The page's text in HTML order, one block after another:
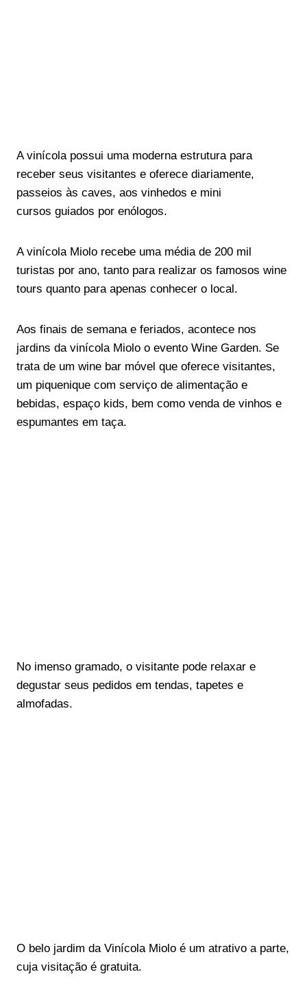
A vinícola possui uma moderna estrutura para
receber seus visitantes e oferece diariamente,
passeios às caves, aos vinhedos e mini
cursos guiados por enólogos.
A vinícola Miolo recebe uma média de 200 mil
turistas por ano, tanto para realizar os famosos wine
tours quanto para apenas conhecer o local.
Aos finais de semana e feriados, acontece nos
jardins da vinícola Miolo o evento Wine Garden. Se
trata de um wine bar móvel que oferece visitantes,
um piquenique com serviço de alimentação e
bebidas, espaço kids, bem como venda de vinhos e
espumantes em taça.
No imenso gramado, o visitante pode relaxar e
degustar seus pedidos em tendas, tapetes e
almofadas.
O belo jardim da Vinícola Miolo é um atrativo a parte,
cuja visitação é gratuita.